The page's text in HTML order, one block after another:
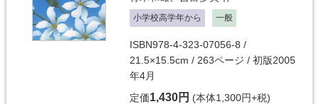
小学校高学年から 一般
ISBN978-4-323-07056-8 /
21.5×15.5cm / 263ページ / 初版2005
年4月
定価1,430円 (本体1,300円+税)